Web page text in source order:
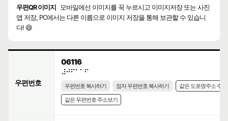
우편QR 이미지
모바일에선 이미지를 꾹 누르시고 이미지저장 또는 사진
앱 저장, PC에서는 다른 이름으로 이미지 저장을 통해 보관할 수 있습니
다! 😄
우편번호
06116
⠼⠚⠋⠁⠁⠋
우편번호 복사하기 점자 우편번호 복사하기
같은 도로명주소 주
같은 우편번호 주소보기